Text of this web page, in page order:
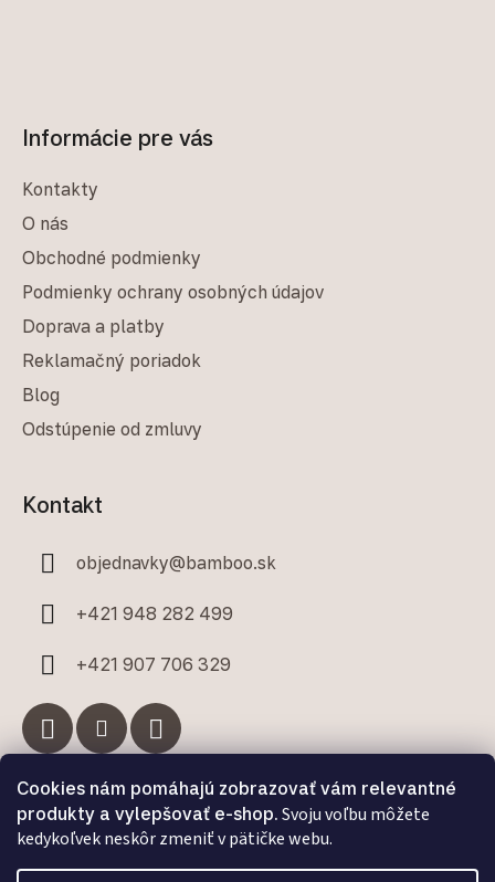
Cookies nám pomáhajú zobrazovať vám relevantné
produkty a vylepšovať e-shop. Svoju voľbu môžete
kedykoľvek neskôr zmeniť v pätičke webu.
Informácie pre vás
Kontakty
O nás
Obchodné podmienky
Podmienky ochrany osobných údajov
Doprava a platby
Reklamačný poriadok
Blog
Odstúpenie od zmluvy
Kontakt
objednavky@bamboo.sk
+421 948 282 499
+421 907 706 329
Facebook